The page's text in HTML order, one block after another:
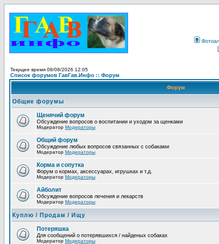
Текущее время 08/08/2026 12:05
Список форумов ГавГав.Инфо :: Форум
Форум
Общие форумы
Щенячий форум
Обсуждение вопросов о воспитании и уходом за щенками
Модератор Модераторы
Общий форум
Обсуждение любых вопросов связанных с собаками
Модератор Модераторы
Корма и сопутка
Форум о кормах, аксессуарах, игрушках и т.д.
Модератор Модераторы
Айболит
Обсуждение вопросов лечения и лекарств
Модератор Модераторы
Куплю / Продам / Ищу
Потеряшка
Для сообщений о потерявшихся / найденых собаках
Модератор Модераторы